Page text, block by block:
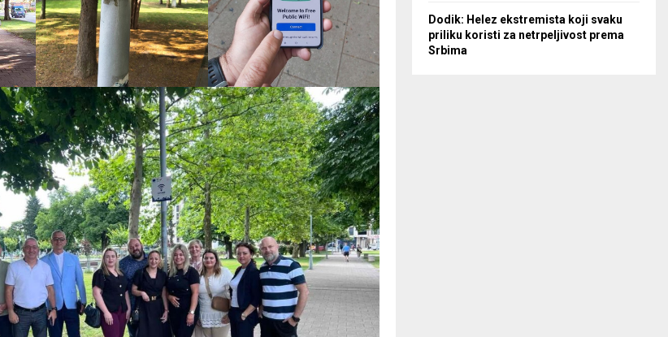
Dodik: Helez ekstremista koji svaku
priliku koristi za netrpeljivost prema
Srbima